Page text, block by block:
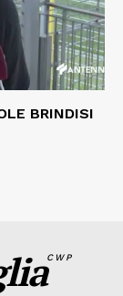
BRINDISI
CWP